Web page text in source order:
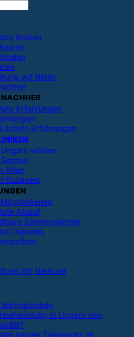
Kosten
auf Raten
Erfahrungen
Erfahrungen
wählen
Wien
Budapest
Ablauf
Zahnimplantate
Diabetes
mit Narkose
in Ungarn von
besten Zahnersatz im